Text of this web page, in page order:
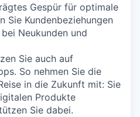
Gespür für optimale
Sie Kundenbeziehungen
Neukunden und
Sie auch auf
So nehmen Sie die
in die Zukunft mit: Sie
Produkte
Sie dabei.